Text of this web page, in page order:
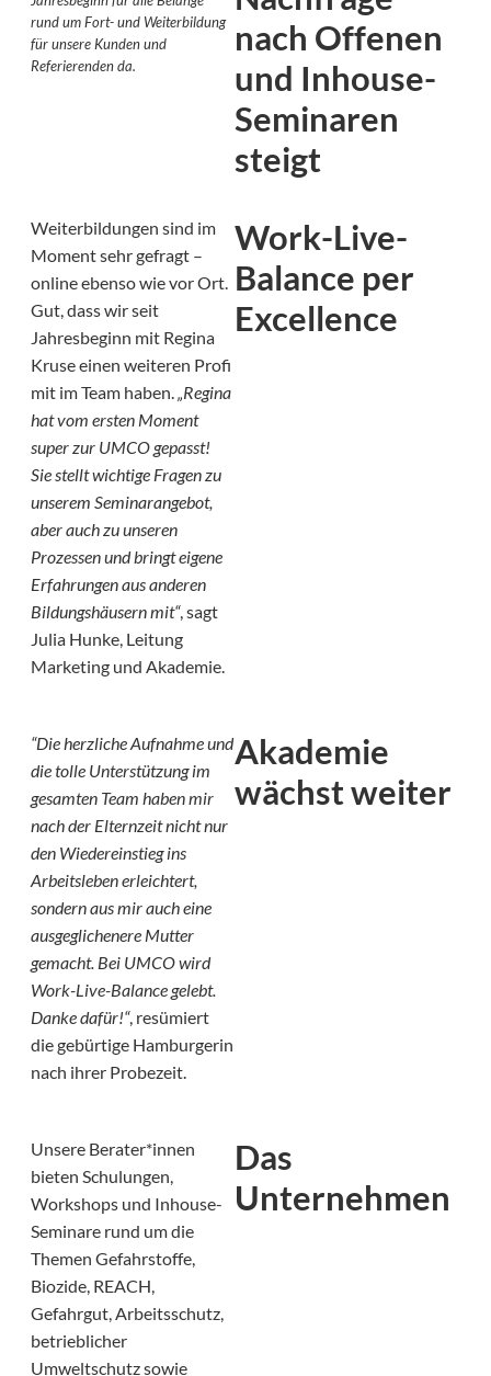
rund um Fort- und Weiterbildung
für unsere Kunden und
Referierenden da.
nach Offenen
und Inhouse-
Seminaren
steigt
Weiterbildungen sind im
Moment sehr gefragt –
online ebenso wie vor Ort.
Gut, dass wir seit
Jahresbeginn mit Regina
Kruse einen weiteren Profi
mit im Team haben.„Regina
hat vom ersten Moment
super zur UMCO gepasst!
Sie stellt wichtige Fragen zu
unserem Seminarangebot,
aber auch zu unseren
Prozessen und bringt eigene
Erfahrungen aus anderen
Bildungshäusern mit“, sagt
Julia Hunke, Leitung
Marketing und Akademie.
Work-Live-
Balance per
Excellence
“Die herzliche Aufnahme und
die tolle Unterstützung im
gesamten Team haben mir
nach der Elternzeit nicht nur
den Wiedereinstieg ins
Arbeitsleben erleichtert,
sondern aus mir auch eine
ausgeglichenere Mutter
gemacht. Bei UMCO wird
Work-Live-Balance gelebt.
Danke dafür!“, resümiert
die gebürtige Hamburgerin
nach ihrer Probezeit.
Akademie
wächst weiter
Unsere Berater*innen
bieten Schulungen,
Workshops und Inhouse-
Seminare rund um die
Themen Gefahrstoffe,
Biozide, REACH,
Gefahrgut, Arbeitsschutz,
betrieblicher
Umweltschutz sowie
Das
Unternehmen